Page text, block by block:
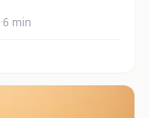
·6 min